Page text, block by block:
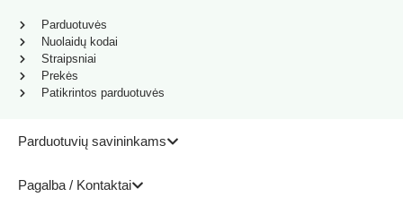
Parduotuvių savininkams
Pagalba / Kontaktai
Parduotuvės
Nuolaidų kodai
Straipsniai
Prekės
Patikrintos parduotuvės